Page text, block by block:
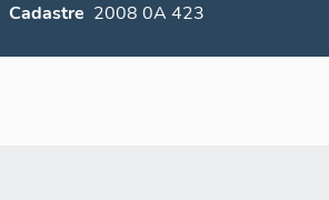
Cadastre
2008 0A 423